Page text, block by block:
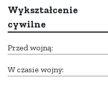
Wykształcenie
cywilne
Przed wojną:
W czasie wojny: